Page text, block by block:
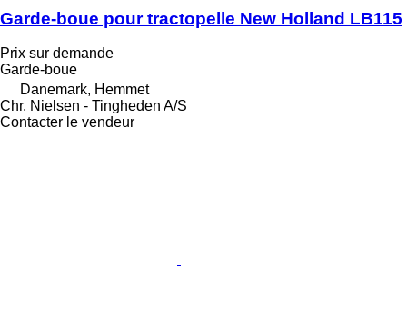
Garde-boue pour tractopelle New Holland LB115
Prix sur demande
Garde-boue
Danemark, Hemmet
Chr. Nielsen - Tingheden A/S
Contacter le vendeur